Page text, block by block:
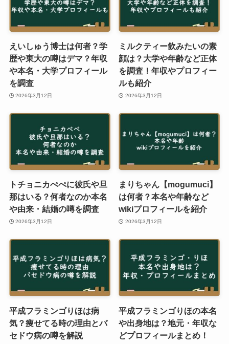
えいしゅう博士は何者？学
歴や東大の噂はデマ？年収
や本名・大学プロフィール
を調査
2026年3月12日
ミルクティー飲みたいの素
顔は？大学や年齢など正体
を調査！年収やプロフィー
ルも紹介
2026年3月12日
トチョニカぺぺに彼氏や旦
那はいる？何者なのか本名
や由来・結婚の噂を調査
2026年3月12日
まりちゃん【mogumuci】
は何者？本名や年齢など
wikiプロフィールを紹介
2026年3月12日
平成フラミンゴりほは病
気？痩せてる時の理由とバ
セドウ病の噂を解説
平成フラミンゴりほの本名
や出身地は？地元・年収な
どプロフィールまとめ！